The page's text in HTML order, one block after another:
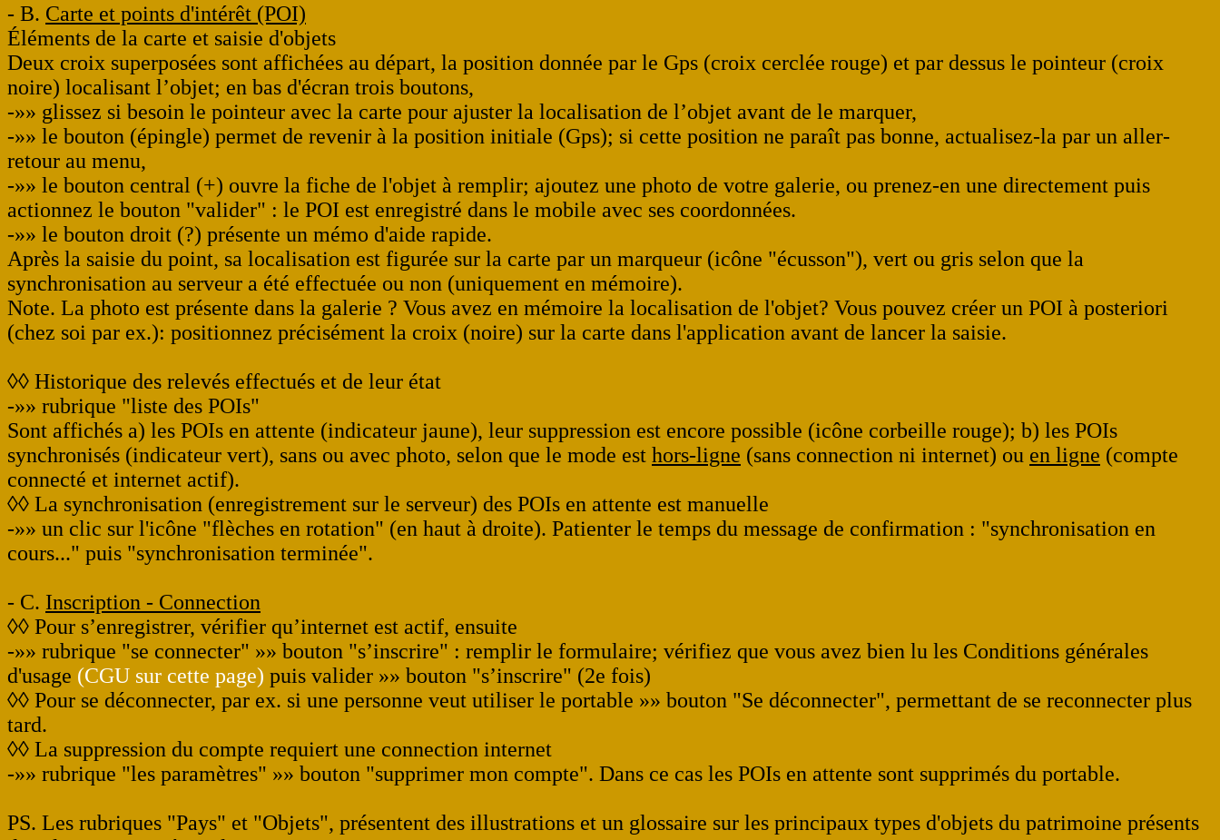
- B. Carte et points d'intérêt (POI)
Éléments de la carte et saisie d'objets
Deux croix superposées sont affichées au départ, la position donnée par le Gps (croix cerclée rouge) et par dessus le pointeur (croix
noire) localisant l’objet; en bas d'écran trois boutons,
-»» glissez si besoin le pointeur avec la carte pour ajuster la localisation de l’objet avant de le marquer,
-»» le bouton (épingle) permet de revenir à la position initiale (Gps); si cette position ne paraît pas bonne, actualisez-la par un aller-
retour au menu,
-»» le bouton central (+) ouvre la fiche de l'objet à remplir; ajoutez une photo de votre galerie, ou prenez-en une directement puis
actionnez le bouton "valider" : le POI est enregistré dans le mobile avec ses coordonnées.
-»» le bouton droit (?) présente un mémo d'aide rapide.
Après la saisie du point, sa localisation est figurée sur la carte par un marqueur (icône "écusson"), vert ou gris selon que la
synchronisation au serveur a été effectuée ou non (uniquement en mémoire).
Note. La photo est présente dans la galerie ? Vous avez en mémoire la localisation de l'objet? Vous pouvez créer un POI à posteriori
(chez soi par ex.): positionnez précisément la croix (noire) sur la carte dans l'application avant de lancer la saisie.
◊◊ Historique des relevés effectués et de leur état
-»» rubrique "liste des POIs"
Sont affichés a) les POIs en attente (indicateur jaune), leur suppression est encore possible (icône corbeille rouge); b) les POIs
synchronisés (indicateur vert), sans ou avec photo, selon que le mode est hors-ligne (sans connection ni internet) ou en ligne (compte
connecté et internet actif).
◊◊ La synchronisation (enregistrement sur le serveur) des POIs en attente est manuelle
-»» un clic sur l'icône "flèches en rotation" (en haut à droite). Patienter le temps du message de confirmation : "synchronisation en
cours..." puis "synchronisation terminée".
- C. Inscription - Connection
◊◊ Pour s’enregistrer, vérifier qu’internet est actif, ensuite
-»» rubrique "se connecter" »» bouton "s’inscrire" : remplir le formulaire; vérifiez que vous avez bien lu les Conditions générales
d'usage (CGU sur cette page) puis valider »» bouton "s’inscrire" (2e fois)
◊◊ Pour se déconnecter, par ex. si une personne veut utiliser le portable »» bouton "Se déconnecter", permettant de se reconnecter plus
tard.
◊◊ La suppression du compte requiert une connection internet
-»» rubrique "les paramètres" »» bouton "supprimer mon compte". Dans ce cas les POIs en attente sont supprimés du portable.
PS. Les rubriques "Pays" et "Objets", présentent des illustrations et un glossaire sur les principaux types d'objets du patrimoine présents